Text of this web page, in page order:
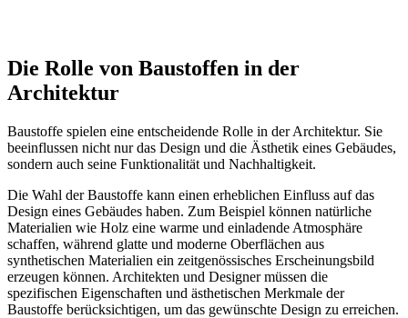
Die Rolle von Baustoffen in der
Architektur
Baustoffe spielen eine entscheidende Rolle in der Architektur. Sie
beeinflussen nicht nur das Design und die Ästhetik eines Gebäudes,
sondern auch seine Funktionalität und Nachhaltigkeit.
Die Wahl der Baustoffe kann einen erheblichen Einfluss auf das
Design eines Gebäudes haben. Zum Beispiel können natürliche
Materialien wie Holz eine warme und einladende Atmosphäre
schaffen, während glatte und moderne Oberflächen aus
synthetischen Materialien ein zeitgenössisches Erscheinungsbild
erzeugen können. Architekten und Designer müssen die
spezifischen Eigenschaften und ästhetischen Merkmale der
Baustoffe berücksichtigen, um das gewünschte Design zu erreichen.